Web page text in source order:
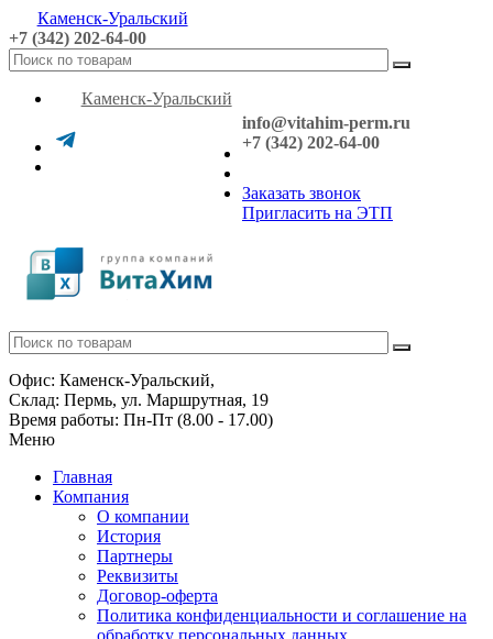
Каменск-Уральский
+7 (342) 202-64-00
Каменск-Уральский
info@vitahim-perm.ru
+7 (342) 202-64-00
Заказать звонок
Пригласить на ЭТП
Офис: Каменск-Уральский,
Склад: Пермь, ул. Маршрутная, 19
Время работы: Пн-Пт (8.00 - 17.00)
Меню
Главная
Компания
О компании
История
Партнеры
Реквизиты
Договор-оферта
Политика конфиденциальности и соглашение на
обработку персональных данных